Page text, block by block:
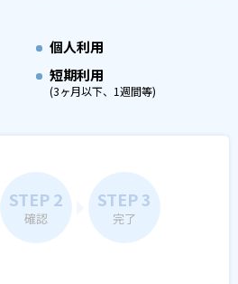
個人利用
短期利用
(3ヶ月以下、1週間等)
STEP 2
確認
STEP 3
完了